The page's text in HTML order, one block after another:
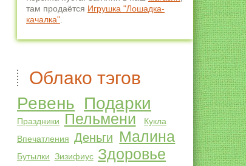
там продаётся Игрушка "Лошадка-
качалка"
Облако тэгов
Ревень Подарки
Праздники Пельмени
Кукла
Впечатления Деньги Малина
Бутылки Зизифиус Здоровье